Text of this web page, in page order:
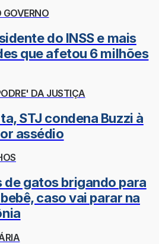
do INSS e mais
que afetou 6 milhões
DA JUSTIÇA
STJ condena Buzzi à
assédio
de gatos brigando para
caso vai parar na